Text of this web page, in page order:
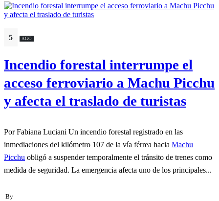
5 AGO
Incendio forestal interrumpe el
acceso ferroviario a Machu Picchu
y afecta el traslado de turistas
Por Fabiana Luciani Un incendio forestal registrado en las
inmediaciones del kilómetro 107 de la vía férrea hacia Machu
Picchu obligó a suspender temporalmente el tránsito de trenes como
medida de seguridad. La emergencia afecta uno de los principales...
By